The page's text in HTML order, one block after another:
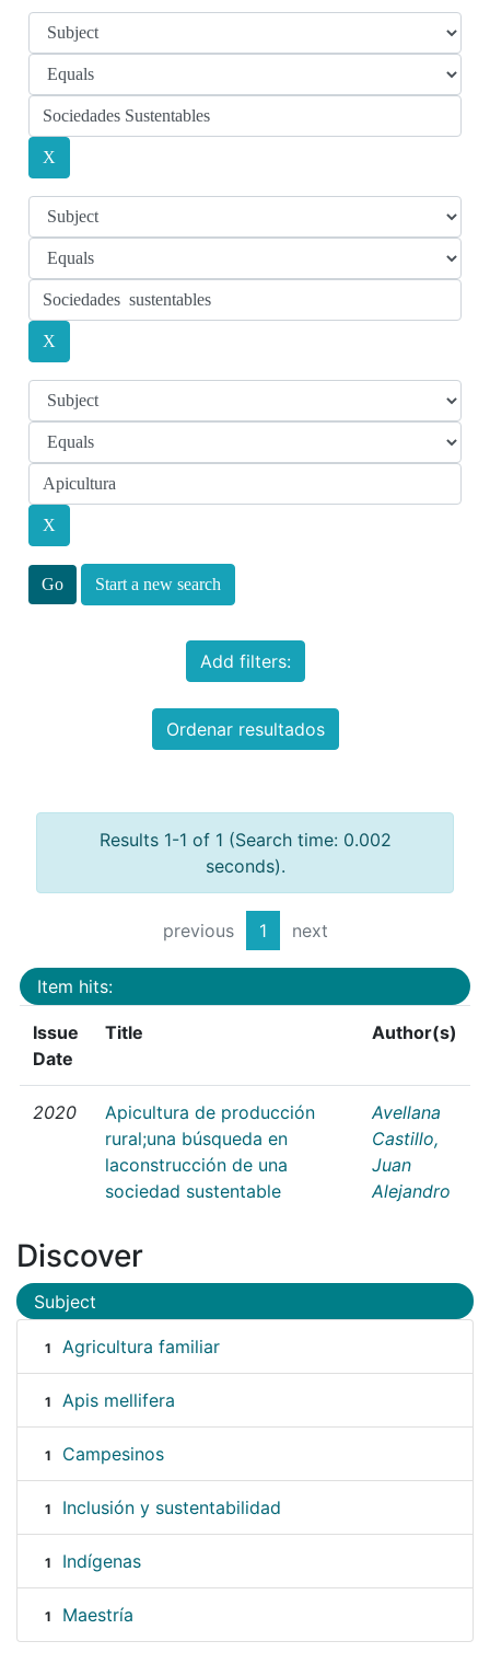
Start a new search
Add filters:
Ordenar resultados
Results 1-1 of 1 (Search time: 0.002
seconds).
previous 1 next
Item hits:
Issue
Date
Title Author(s)
2020
Apicultura de producción
rural;una búsqueda en
laconstrucción de una
sociedad sustentable
Avellana
Castillo,
Juan
Alejandro
Discover
Subject
1 Agricultura familiar
1 Apis mellifera
1 Campesinos
1 Inclusión y sustentabilidad
1 Indígenas
1 Maestría